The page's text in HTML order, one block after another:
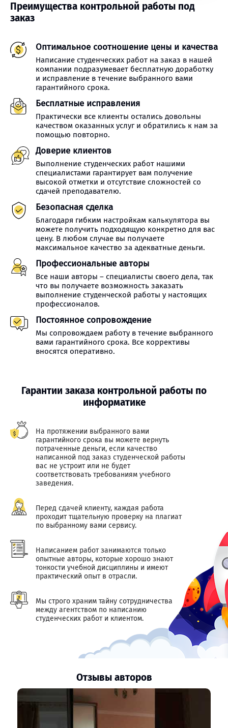
Преимущества контрольной работы под
заказ
Оптимальное соотношение цены и качества
Написание студенческих работ на заказ в нашей
компании подразумевает бесплатную доработку
и исправление в течение выбранного вами
гарантийного срока.
Бесплатные исправления
Практически все клиенты остались довольны
качеством оказанных услуг и обратились к нам за
помощью повторно.
Доверие клиентов
Выполнение студенческих работ нашими
специалистами гарантирует вам получение
высокой отметки и отсутствие сложностей со
сдачей преподавателю.
Безопасная сделка
Благодаря гибким настройкам калькулятора вы
можете получить подходящую конкретно для вас
цену. В любом случае вы получаете
максимальное качество за адекватные деньги.
Профессиональные авторы
Все наши авторы – специалисты своего дела, так
что вы получаете возможность заказать
выполнение студенческой работы у настоящих
профессионалов.
Постоянное сопровождение
Мы сопровождаем работу в течение выбранного
вами гарантийного срока. Все коррективы
вносятся оперативно.
Гарантии заказа контрольной работы по
информатике
На протяжении выбранного вами
гарантийного срока вы можете вернуть
потраченные деньги, если качество
написанной под заказ студенческой работы
вас не устроит или не будет
соответствовать требованиям учебного
заведения.
Перед сдачей клиенту, каждая работа
проходит тщательную проверку на плагиат
по выбранному вами сервису.
Написанием работ занимаются только
опытные авторы, которые хорошо знают
тонкости учебной дисциплины и имеют
практический опыт в отрасли.
Мы строго храним тайну сотрудничества
между агентством по написанию
студенческих работ и клиентом.
Отзывы авторов